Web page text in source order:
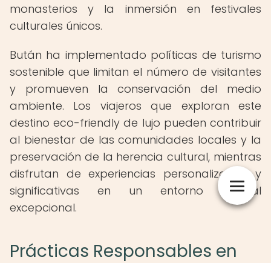
monasterios y la inmersión en festivales
culturales únicos.
Bután ha implementado políticas de turismo
sostenible que limitan el número de visitantes
y promueven la conservación del medio
ambiente. Los viajeros que exploran este
destino eco-friendly de lujo pueden contribuir
al bienestar de las comunidades locales y la
preservación de la herencia cultural, mientras
disfrutan de experiencias personalizadas y
significativas en un entorno natural
excepcional.
Prácticas Responsables en